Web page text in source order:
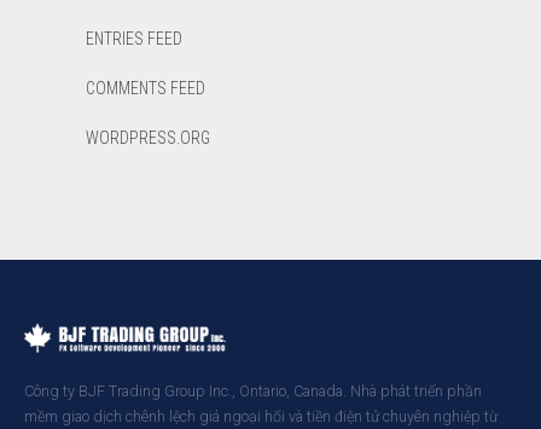
ENTRIES FEED
COMMENTS FEED
WORDPRESS.ORG
Công ty BJF Trading Group Inc., Ontario, Canada. Nhà phát triển phần
mềm giao dịch chênh lệch giá ngoại hối và tiền điện tử chuyên nghiệp từ